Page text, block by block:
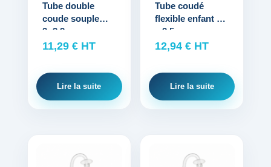
Tube double
coude souple
2×3,3 mm
11,29 € HT
Lire la suite
Tube coudé
flexible enfant 1,5
x 2,5 mm
12,94€ HT
Lire la suite